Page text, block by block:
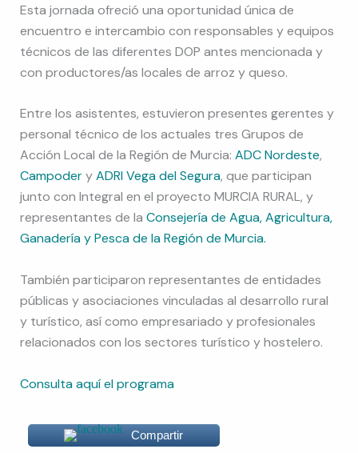
Esta jornada ofreció una oportunidad única de
encuentro e intercambio con responsables y equipos
técnicos de las diferentes DOP antes mencionada y
con productores/as locales de arroz y queso.
Entre los asistentes, estuvieron presentes gerentes y
personal técnico de los actuales tres Grupos de
Acción Local de la Región de Murcia: ADC Nordeste,
CampoderyADRI Vega del Segura, que participan
junto con Integral en el proyecto MURCIA RURAL, y
representantes de la Consejería de Agua, Agricultura,
Ganadería y Pesca de la Región de Murcia.
También participaron representantes de entidades
públicas y asociaciones vinculadas al desarrollo rural
y turístico, así como empresariado y profesionales
relacionados con los sectores turístico y hostelero.
Consulta aquí el programa
Compartir